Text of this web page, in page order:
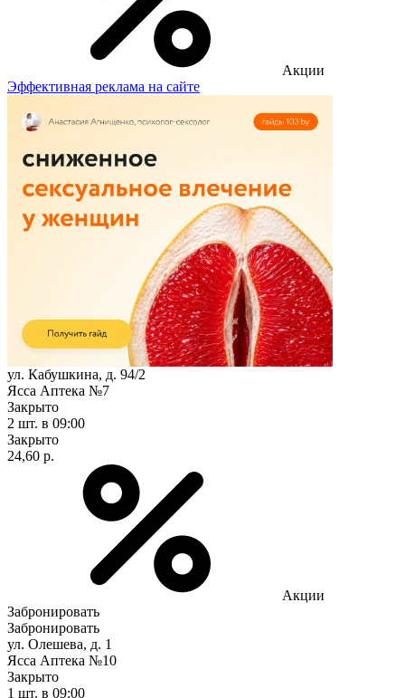
Акции
Эффективная реклама на сайте
ул. Кабушкина, д. 94/2
Ясса Аптека №7
Закрыто
2 шт. в 09:00
Закрыто
24,60 р.
Акции
Забронировать
Забронировать
ул. Олешева, д. 1
Ясса Аптека №10
Закрыто
1 шт. в 09:00